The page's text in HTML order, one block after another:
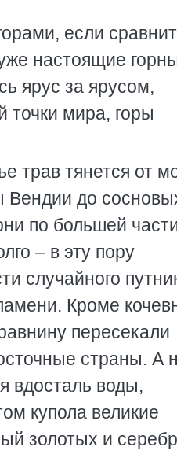
если
настоящие
ярус за ярусом,
точки мира, горы
трав тянется от
Вендии до
по большей
– в эту пору
случайного
Кроме
пересекали
страны. А
вдосталь воды,
купола великие
золотых и